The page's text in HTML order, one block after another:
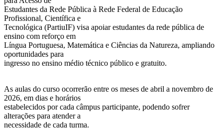
Estudantes da Rede Pública à Rede Federal de Educação
Profissional, Científica e
Tecnológica (PartiuIF) visa apoiar estudantes da rede pública de
ensino com reforço em
Língua Portuguesa, Matemática e Ciências da Natureza, ampliando
oportunidades para
ingresso no ensino médio técnico público e gratuito.
As aulas do curso ocorrerão entre os meses de abril a novembro de
2026, em dias e horários
estabelecidos por cada câmpus participante, podendo sofrer
alterações para atender a
necessidade de cada turma.